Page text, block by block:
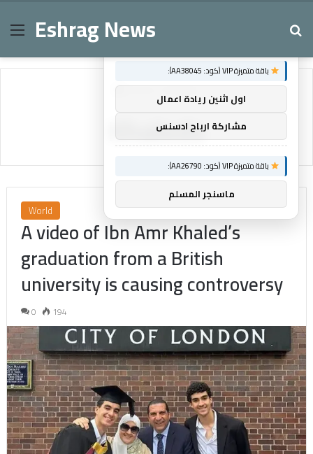
MenuEshrag News
Home/Khaleds
Khaleds
World
A video of Ibn Amr Khaled’s
graduation from a British
university is causing controversy
0 194
×
باقة متميزة VIP (كود: AA38045):
اول اثنين ريادة اعمال
مشاركة ارباح ادسنس
باقة متميزة VIP (كود: AA26790):
ماسنجر المسلم